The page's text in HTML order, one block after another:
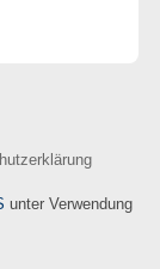
unter Verwendung